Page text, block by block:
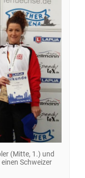
(Mitte, 1.) und
Schweizer